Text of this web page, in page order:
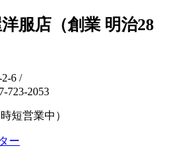
服店（創業 明治28
6 /
723-2053
短営業中）
ー